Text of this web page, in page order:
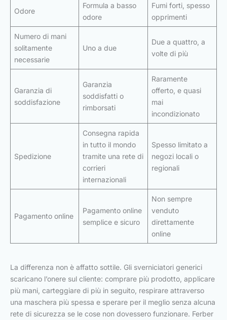
Odore
Formula a basso
odore
Fumi forti, spesso
opprimenti
Numero di mani
solitamente
necessarie
Uno a due
Due a quattro, a
volte di più
Garanzia di
soddisfazione
Garanzia
soddisfatti o
rimborsati
Raramente
offerto, e quasi
mai
incondizionato
Spedizione
Consegna rapida
in tutto il mondo
tramite una rete di
corrieri
internazionali
Spesso limitato a
negozi locali o
regionali
Pagamento online
Pagamento online
semplice e sicuro
Non sempre
venduto
direttamente
online
La differenza non è affatto sottile. Gli sverniciatori generici
scaricano l’onere sul cliente: comprare più prodotto, applicare
più mani, carteggiare di più in seguito, respirare attraverso
una maschera più spessa e sperare per il meglio senza alcuna
rete di sicurezza se le cose non dovessero funzionare. Ferber